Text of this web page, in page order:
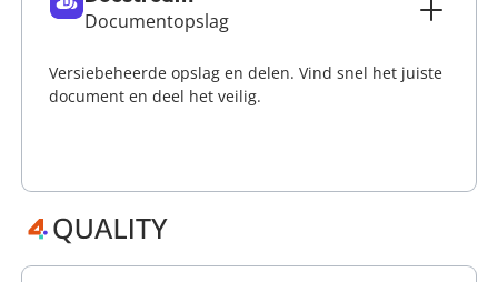
Documentopslag
Versiebeheerde opslag en delen. Vind snel het juiste
document en deel het veilig.